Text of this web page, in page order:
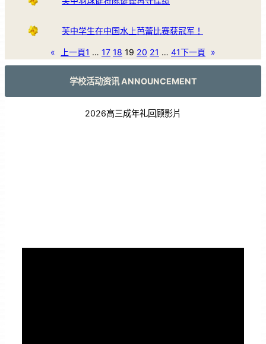
芙中学生在中国水上芭蕾比赛获冠军！
« 上一頁1 … 17 18 19 20 21 … 41下一頁 »
学校活动资讯 ANNOUNCEMENT
2026高三成年礼回顾影片